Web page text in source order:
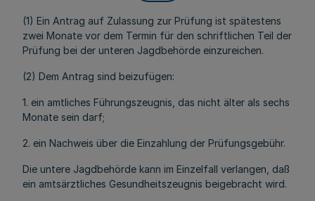
(1) Ein Antrag auf Zulassung zur Prüfung ist spätestens
zwei Monate vor dem Termin für den schriftlichen Teil der
Prüfung bei der unteren Jagdbehörde einzureichen.
(2) Dem Antrag sind beizufügen:
1. ein amtliches Führungszeugnis, das nicht älter als sechs
Monate sein darf;
2. ein Nachweis über die Einzahlung der Prüfungsgebühr.
Die untere Jagdbehörde kann im Einzelfall verlangen, daß
ein amtsärztliches Gesundheitszeugnis beigebracht wird.